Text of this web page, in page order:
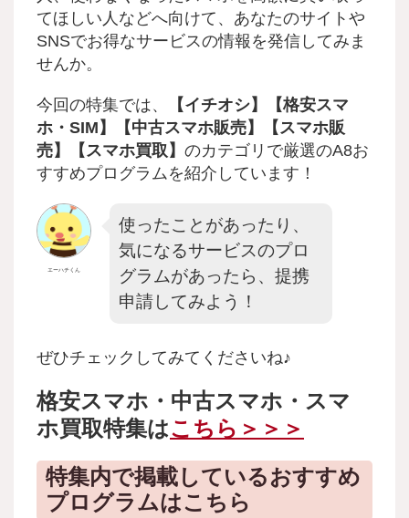
てほしい人などへ向けて、あなたのサイトや
SNSでお得なサービスの情報を発信してみま
せんか。
今回の特集では、
【イチオシ】【格安スマ
ホ・SIM】【中古スマホ販売】【スマホ販
売】【スマホ買取】 のカテゴリで厳選のA8お
すすめプログラムを紹介しています！
エーハチくん
使ったことがあったり、
気になるサービスのプロ
グラムがあったら、提携
申請してみよう！
ぜひチェックしてみてくださいね♪
格安スマホ・中古スマホ・スマ
ホ買取特集はこちら＞＞＞
特集内で掲載しているおすすめ
プログラムはこちら